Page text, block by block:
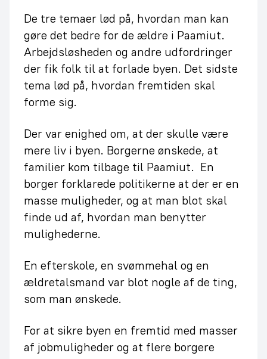
De tre temaer lød på, hvordan man kan
gøre det bedre for de ældre i Paamiut.
Arbejdsløsheden og andre udfordringer
der fik folk til at forlade byen. Det sidste
tema lød på, hvordan fremtiden skal
forme sig.
Der var enighed om, at der skulle være
mere liv i byen. Borgerne ønskede, at
familier kom tilbage til Paamiut. En
borger forklarede politikerne at der er en
masse muligheder, og at man blot skal
finde ud af, hvordan man benytter
mulighederne.
En efterskole, en svømmehal og en
ældretalsmand var blot nogle af de ting,
som man ønskede.
For at sikre byen en fremtid med masser
af jobmuligheder og at flere borgere